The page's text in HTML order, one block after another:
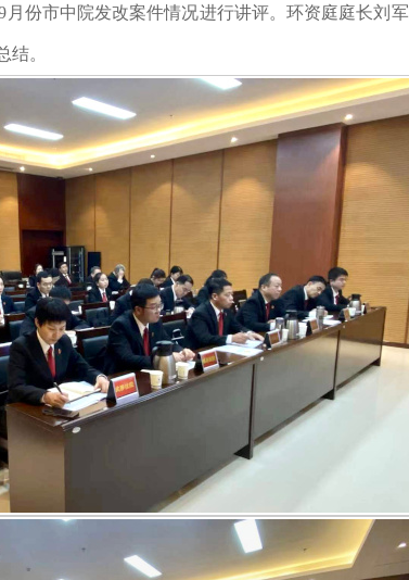
月份市中院发改案件情况进行讲评。环资庭庭长刘军
结。